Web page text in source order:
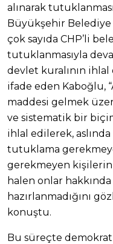
alınarak
Büyükşehir Belediye
çok sayıda CHP’li
tutuklanmasıyla
devlet kuralının
ifade eden Kaboğlu,
maddesi gelmek
ve sistematik bir
ihlal edilerek,
tutuklama
gerekmeyen kişilerin
halen onlar
hazırlanmadığını
konuştu.
Bu süreçte